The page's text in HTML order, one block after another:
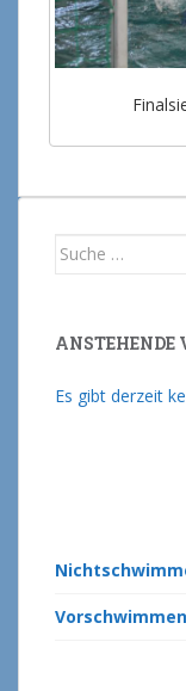
Suche nach:
ANSTEHENDE
Es gibt derzeit
Vorschwimmen